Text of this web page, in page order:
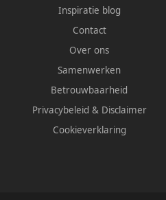
Inspiratie blog
Contact
Over ons
Samenwerken
Betrouwbaarheid
Privacybeleid & Disclaimer
Cookieverklaring